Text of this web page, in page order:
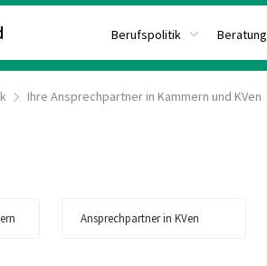
Berufspolitik Beratung
Ihre Ansprechpartner in Kammern und KVen
Ansprechpartner in KVen